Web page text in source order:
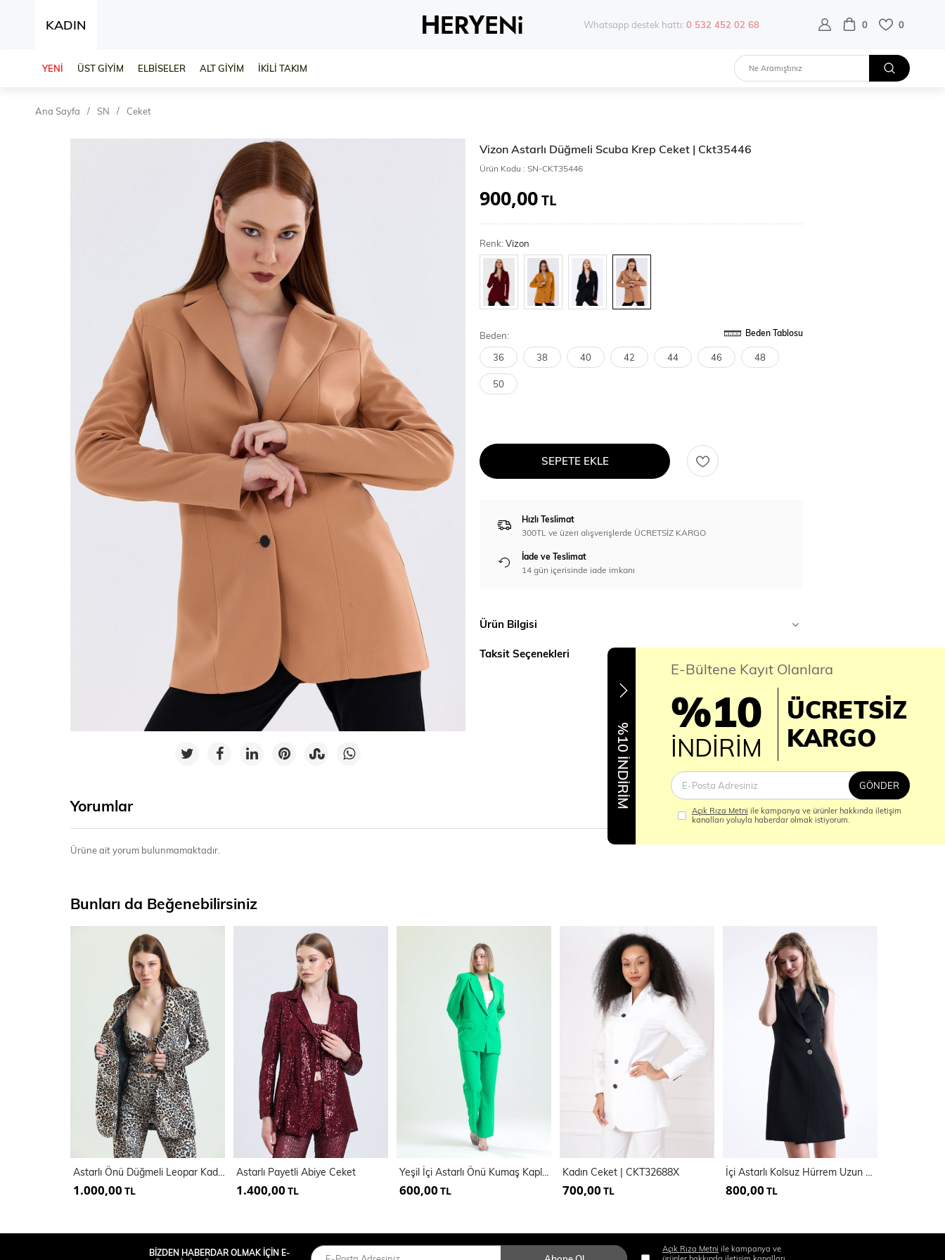
KADIN Whatsapp destek hattı:0 532 452 02 68 0 0
YENİ ÜST GİYİM ELBİSELER ALT GİYİM İKİLİ TAKIM
Ana Sayfa SN Ceket
Vizon Astarlı Düğmeli Scuba Krep Ceket | Ckt35446
Ürün Kodu : SN-CKT35446
900,00TL
Renk:Vizon
Beden: Beden Tablosu
36 38 40 42 44 46 48
50
SEPETE EKLE
Hızlı Teslimat
300TL ve üzeri alışverişlerde ÜCRETSİZ KARGO
İade ve Teslimat
14 gün içerisinde iade imkanı
Ürün Bilgisi
Taksit Seçenekleri
Yorumlar
Ürüne ait yorum bulunmamaktadır.
Bunları da Beğenebilirsiniz
Astarlı Önü Düğmeli Leopar Kadife Abiye Ceket | Ckt34573
1.000,00 TL
Astarlı Payetli Abiye Ceket
1.400,00 TL
Yeşil İçi Astarlı Önü Kumaş Kaplama Hürrem Ceket | Ckt34296
600,00 TL
Kadın Ceket | CKT32688X
700,00 TL
İçi Astarlı Kolsuz Hürrem Uzun Ceket Elbise | Ckt35288
800,00 TL
%10 İNDİRİM
E-Bültene Kayıt Olanlara
%10
İNDİRİM
ÜCRETSİZ
KARGO
GÖNDER
Açık Rıza Metni ile kampanya ve ürünler hakkında iletişim
kanalları yoluyla haberdar olmak istiyorum.
BİZDEN HABERDAR OLMAK İÇİN E-
Açık Rıza Metni ile kampanya ve